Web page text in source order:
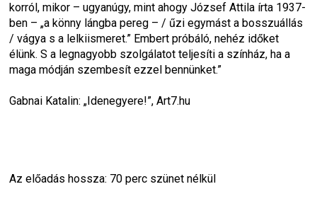
korról, mikor – ugyanúgy, mint ahogy József Attila írta 1937-
ben – „a könny lángba pereg – / űzi egymást a bosszuállás
/ vágya s a lelkiismeret.” Embert próbáló, nehéz időket
élünk. S a legnagyobb szolgálatot teljesíti a színház, ha a
maga módján szembesít ezzel bennünket.”
Gabnai Katalin: „Idenegyere!”, Art7.hu
Az előadás hossza: 70 perc szünet nélkül